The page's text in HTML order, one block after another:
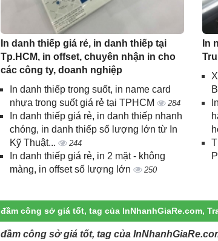
In danh thiếp giá rẻ, in danh thiếp tại
Tp.HCM, in offset, chuyên nhận in cho
các công ty, doanh nghiệp
In danh thiếp trong suốt, in name card
nhựa trong suốt giá rẻ tại TPHCM
284
In danh thiếp giá rẻ, in danh thiếp nhanh
chóng, in danh thiếp số lượng lớn từ In
Kỹ Thuật...
244
In danh thiếp giá rẻ, in 2 mặt - không
màng, in offset số lượng lớn
250
In
đầm công sở giá tốt, tag của InNhanhGiaRe.com,
đầm công sở giá tốt, tag của